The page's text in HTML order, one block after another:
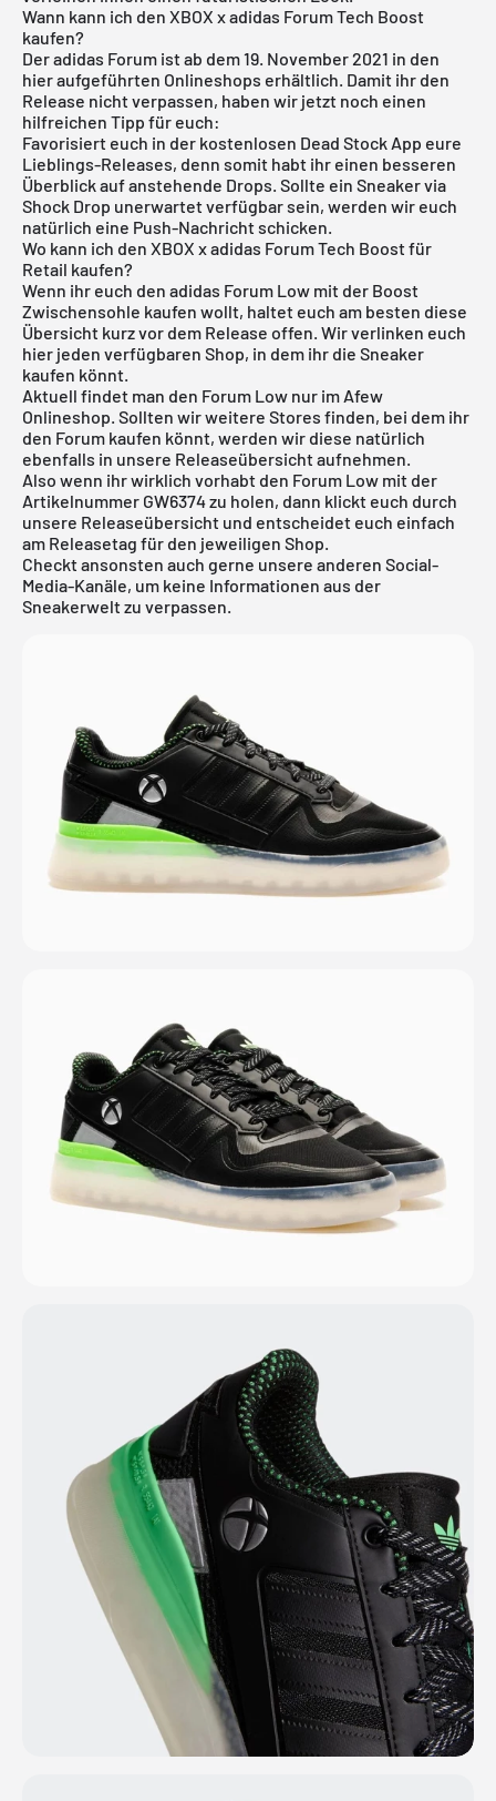
Wann kann ich den XBOX x adidas Forum Tech Boost
kaufen?
Der adidas Forum ist ab dem 19. November 2021 in den
hier aufgeführten Onlineshops erhältlich. Damit ihr den
Release nicht verpassen, haben wir jetzt noch einen
hilfreichen Tipp für euch:
Favorisiert euch in der kostenlosen Dead Stock App eure
Lieblings-Releases, denn somit habt ihr einen besseren
Überblick auf anstehende Drops. Sollte ein Sneaker via
Shock Drop unerwartet verfügbar sein, werden wir euch
natürlich eine Push-Nachricht schicken.
Wo kann ich den XBOX x adidas Forum Tech Boost für
Retail kaufen?
Wenn ihr euch den adidas Forum Low mit der Boost
Zwischensohle kaufen wollt, haltet euch am besten diese
Übersicht kurz vor dem Release offen. Wir verlinken euch
hier jeden verfügbaren Shop, in dem ihr die Sneaker
kaufen könnt.
Aktuell findet man den Forum Low nur im Afew
Onlineshop. Sollten wir weitere Stores finden, bei dem ihr
den Forum kaufen könnt, werden wir diese natürlich
ebenfalls in unsere Releaseübersichtaufnehmen.
Also wenn ihr wirklich vorhabt den Forum Low mit der
Artikelnummer GW6374 zu holen, dann klickt euch durch
unsere Releaseübersicht und entscheidet euch einfach
am Releasetag für den jeweiligen Shop.
Checkt ansonsten auch gerne unsere anderen Social-
Media-Kanäle, um keine Informationen aus der
Sneakerwelt zu verpassen.